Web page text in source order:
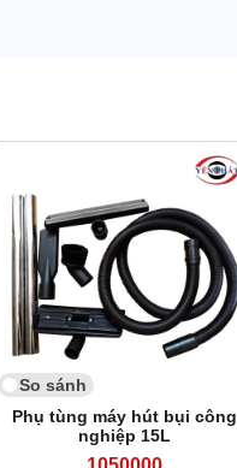
So sánh
Phụ tùng máy hút bụi công
nghiệp 15L